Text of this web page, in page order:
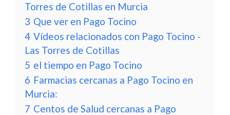
Torres de Cotillas en Murcia
3 Que ver en Pago Tocino
4 Vídeos relacionados con Pago Tocino -
Las Torres de Cotillas
5 el tiempo en Pago Tocino
6 Farmacias cercanas a Pago Tocino en
Murcia:
7 Centos de Salud cercanas a Pago